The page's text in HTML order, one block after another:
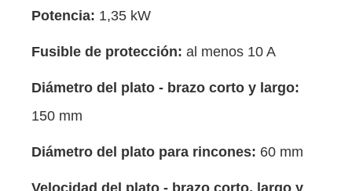
Potencia: 1,35 kW
Fusible de protección: al menos 10 A
Diámetro del plato - brazo corto y largo:
150 mm
Diámetro del plato para rincones: 60 mm
Velocidad del plato - brazo corto, largo y